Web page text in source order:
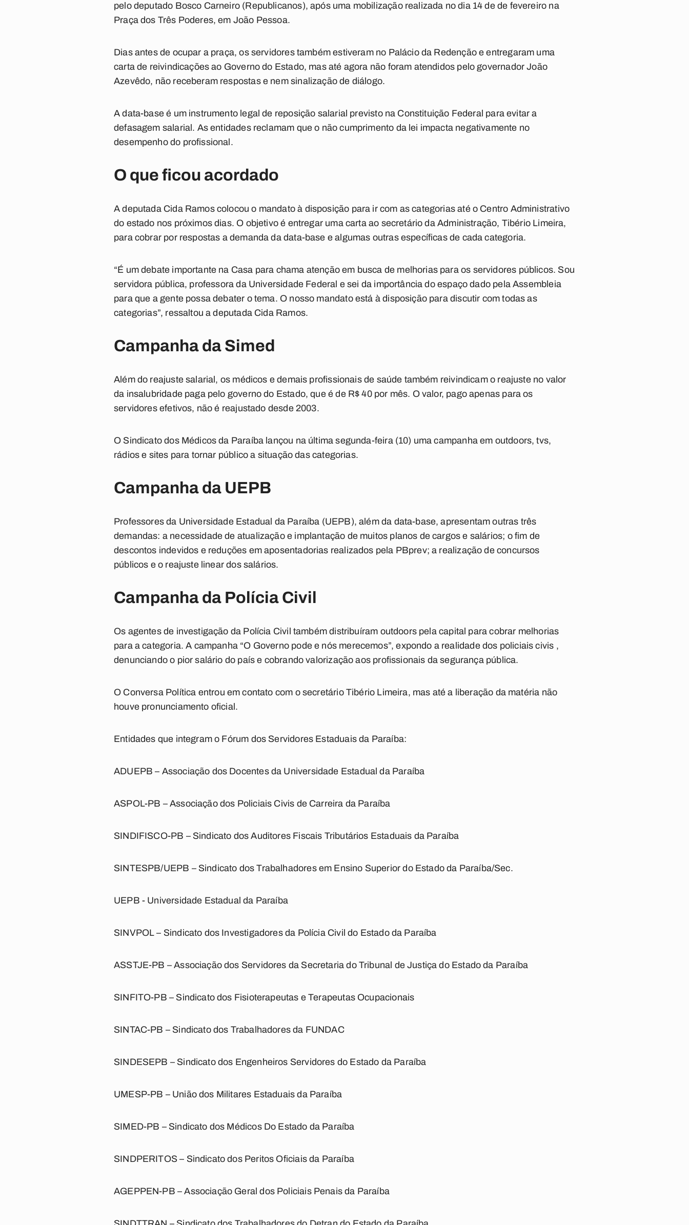
pelo deputado Bosco Carneiro (Republicanos), após uma mobilização realizada no dia 14 de de fevereiro na
Praça dos Três Poderes, em João Pessoa.
Dias antes de ocupar a praça, os servidores também estiveram no Palácio da Redenção e entregaram uma
carta de reivindicações ao Governo do Estado, mas até agora não foram atendidos pelo governador João
Azevêdo, não receberam respostas e nem sinalização de diálogo.
A data-base é um instrumento legal de reposição salarial previsto na Constituição Federal para evitar a
defasagem salarial. As entidades reclamam que o não cumprimento da lei impacta negativamente no
desempenho do profissional.
O que ficou acordado
A deputada Cida Ramos colocou o mandato à disposição para ir com as categorias até o Centro Administrativo
do estado nos próximos dias. O objetivo é entregar uma carta ao secretário da Administração, Tibério Limeira,
para cobrar por respostas a demanda da data-base e algumas outras específicas de cada categoria.
“É um debate importante na Casa para chama atenção em busca de melhorias para os servidores públicos. Sou
servidora pública, professora da Universidade Federal e sei da importância do espaço dado pela Assembleia
para que a gente possa debater o tema. O nosso mandato está à disposição para discutir com todas as
categorias”, ressaltou a deputada Cida Ramos.
Campanha da Simed
Além do reajuste salarial, os médicos e demais profissionais de saúde também reivindicam o reajuste no valor
da insalubridade paga pelo governo do Estado, que é de R$ 40 por mês. O valor, pago apenas para os
servidores efetivos, não é reajustado desde 2003.
O Sindicato dos Médicos da Paraíba lançou na última segunda-feira (10) uma campanha em outdoors, tvs,
rádios e sites para tornar público a situação das categorias.
Campanha da UEPB
Professores da Universidade Estadual da Paraíba (UEPB), além da data-base, apresentam outras três
demandas: a necessidade de atualização e implantação de muitos planos de cargos e salários; o fim de
descontos indevidos e reduções em aposentadorias realizados pela PBprev; a realização de concursos
públicos e o reajuste linear dos salários.
Campanha da Polícia Civil
Os agentes de investigação da Polícia Civil também distribuíram outdoors pela capital para cobrar melhorias
para a categoria. A campanha “O Governo pode e nós merecemos”, expondo a realidade dos policiais civis ,
denunciando o pior salário do país e cobrando valorização aos profissionais da segurança pública.
O Conversa Política entrou em contato com o secretário Tibério Limeira, mas até a liberação da matéria não
houve pronunciamento oficial.
Entidades que integram o Fórum dos Servidores Estaduais da Paraíba:
ADUEPB – Associação dos Docentes da Universidade Estadual da Paraíba
ASPOL-PB – Associação dos Policiais Civis de Carreira da Paraíba
SINDIFISCO-PB – Sindicato dos Auditores Fiscais Tributários Estaduais da Paraíba
SINTESPB/UEPB – Sindicato dos Trabalhadores em Ensino Superior do Estado da Paraíba/Sec.
UEPB - Universidade Estadual da Paraíba
SINVPOL – Sindicato dos Investigadores da Polícia Civil do Estado da Paraíba
ASSTJE-PB – Associação dos Servidores da Secretaria do Tribunal de Justiça do Estado da Paraíba
SINFITO-PB – Sindicato dos Fisioterapeutas e Terapeutas Ocupacionais
SINTAC-PB – Sindicato dos Trabalhadores da FUNDAC
SINDESEPB – Sindicato dos Engenheiros Servidores do Estado da Paraíba
UMESP-PB – União dos Militares Estaduais da Paraíba
SIMED-PB – Sindicato dos Médicos Do Estado da Paraíba
SINDPERITOS – Sindicato dos Peritos Oficiais da Paraíba
AGEPPEN-PB – Associação Geral dos Policiais Penais da Paraíba